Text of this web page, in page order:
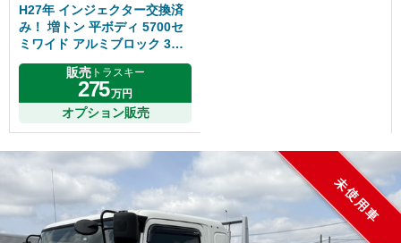
H27年 インジェクター交換済
み！ 増トン 平ボディ 5700セ
ミワイド アルミブロック 3方
開50アオリ 6速マニュアル 板
バネ ふそうファイター
販売トラスキー
275万円
オプション販売
未使用車